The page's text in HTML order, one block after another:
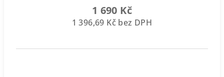
1 690 Kč
1 396,69 Kč bez DPH